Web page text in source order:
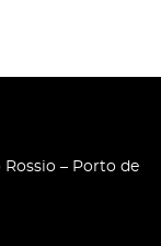
– Porto de